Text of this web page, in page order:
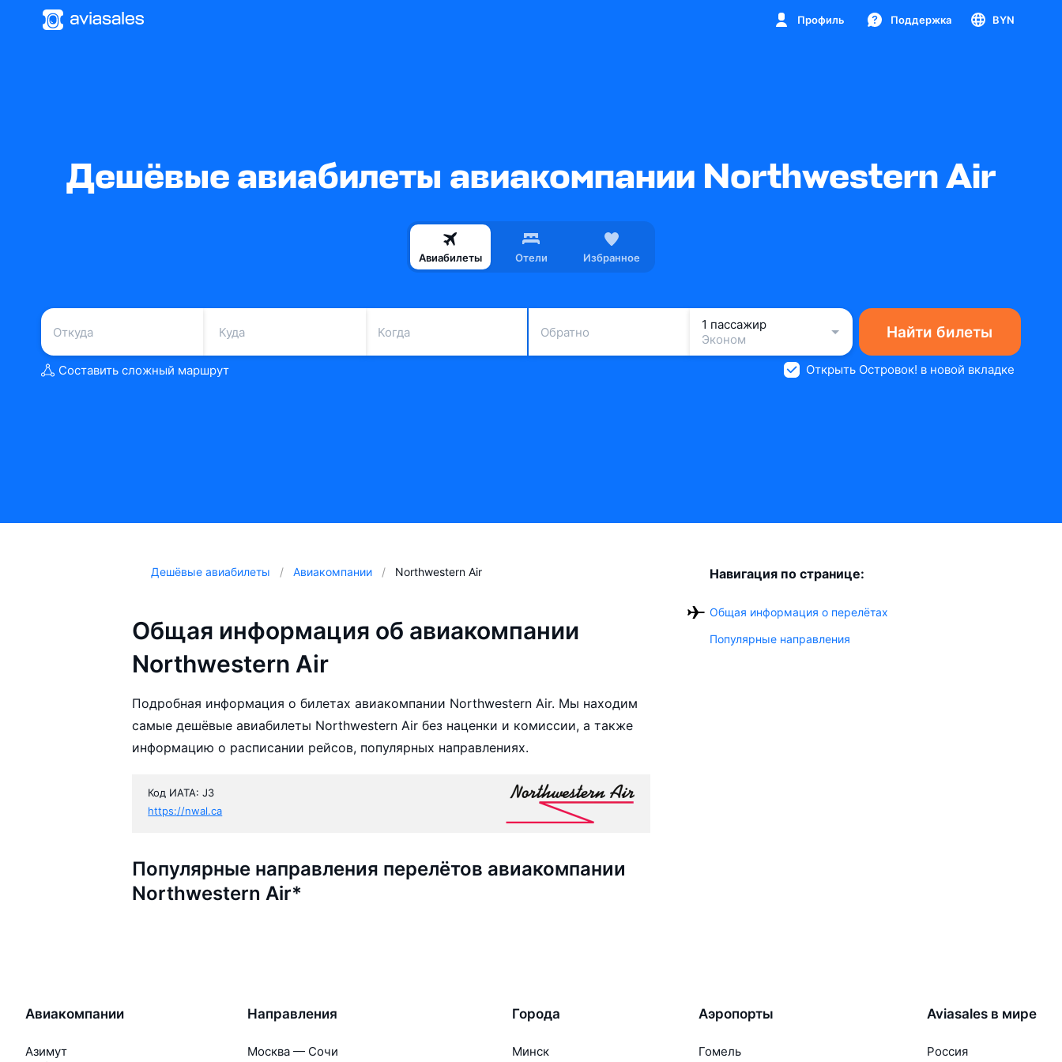
Профиль Поддержка BYN
Дешёвые авиабилеты авиакомпании Northwestern Air
Авиабилеты Отели Избранное
Когда Обратно
1 пассажир
Эконом
Найти билеты
Составить сложный маршрут Открыть Островок! в новой вкладке
Дешёвые авиабилеты Авиакомпании Northwestern Air
Общая информация об авиакомпании
Northwestern Air
Подробная информация о билетах авиакомпании Northwestern Air. Мы находим
самые дешёвые авиабилеты Northwestern Air без наценки и комиссии, а также
информацию о расписании рейсов, популярных направлениях.
Код ИАТА: J3
https://nwal.ca
Популярные направления перелётов авиакомпании
Northwestern Air*
Навигация по странице:
Общая информация о перелётах
Популярные направления
Авиакомпании
Азимут
Направления
Москва — Сочи
Города
Минск
Аэропорты
Гомель
Aviasales в мире
Россия